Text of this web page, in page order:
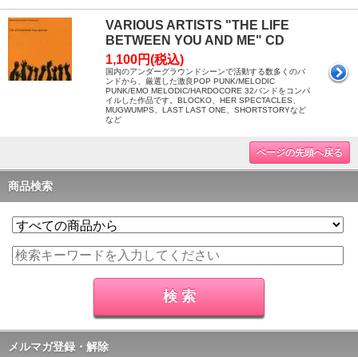
VARIOUS ARTISTS "THE LIFE
BETWEEN YOU AND ME" CD
1,100円(税込)
国内のアンダーグラウンドシーンで活動する数多くのバ
ンドから、厳選した激良POP PUNK/MELODIC
PUNK/EMO MELODIC/HARDOCORE 32バンドをコンパ
イルした作品です。BLOCKO、HER SPECTACLES、
MUGWUMPS、LAST LAST ONE、SHORTSTORYなど
など
ページの先頭へ戻る
商品検索
メルマガ登録・解除